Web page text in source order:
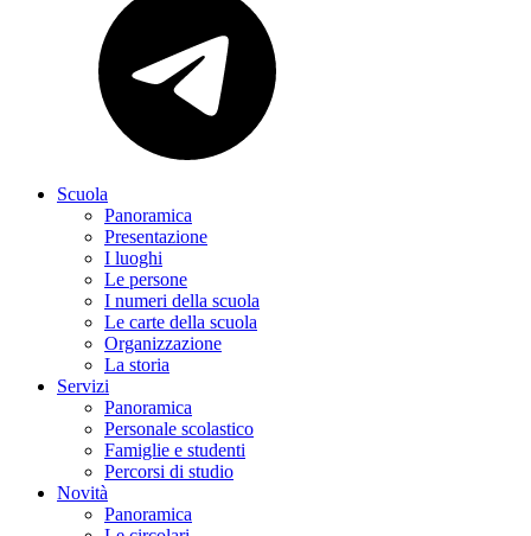
Scuola
Panoramica
Presentazione
I luoghi
Le persone
I numeri della scuola
Le carte della scuola
Organizzazione
La storia
Servizi
Panoramica
Personale scolastico
Famiglie e studenti
Percorsi di studio
Novità
Panoramica